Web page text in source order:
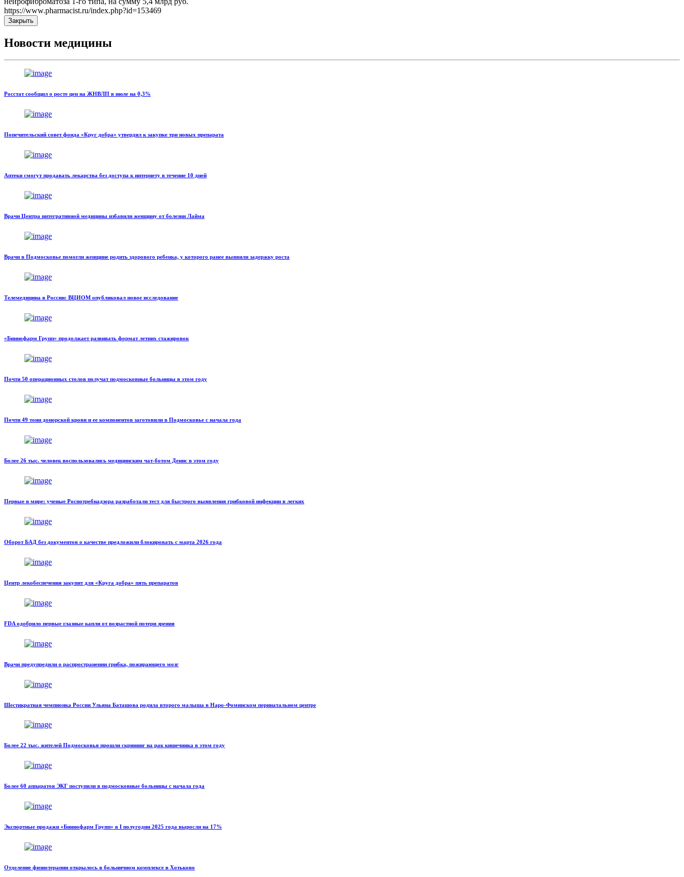
https://www.pharmacist.ru/index.php?id=153469
Закрыть
Новости медицины
Росстат сообщил о росте цен на ЖНВЛП в июле на 0,3%
Попечительский совет фонда «Круг добра» утвердил к закупке три новых препарата
Аптеки смогут продавать лекарства без доступа к интернету в течение 10 дней
Врачи Центра интегративной медицины избавили женщину от болезни Лайма
Врачи в Подмосковье помогли женщине родить здорового ребенка, у которого ранее выявили задержку роста
Телемедицина в России: ВЦИОМ опубликовал новое исследование
«Биннофарм Групп» продолжает развивать формат летних стажировок
Почти 50 операционных столов получат подмосковные больницы в этом году
Почти 49 тонн донорской крови и ее компонентов заготовили в Подмосковье с начала года
Более 26 тыс. человек воспользовались медицинским чат-ботом Денис в этом году
Первые в мире: ученые Роспотребнадзора разработали тест для быстрого выявления грибковой инфекции в легких
Оборот БАД без документов о качестве предложили блокировать с марта 2026 года
Центр лекобеспечения закупит для «Круга добра» пять препаратов
FDA одобрило первые глазные капли от возрастной потери зрения
Врачи предупредили о распространении грибка, пожирающего мозг
Шестикратная чемпионка России Ульяна Баташова родила второго малыша в Наро-Фоминском перинатальном центре
Более 22 тыс. жителей Подмосковья прошли скрининг на рак кишечника в этом году
Более 60 аппаратов ЭКГ поступили в подмосковные больницы с начала года
Экспортные продажи «Биннофарм Групп» в I полугодии 2025 года выросли на 17%
Отделение физиотерапии открылось в больничном комплексе в Хотьково